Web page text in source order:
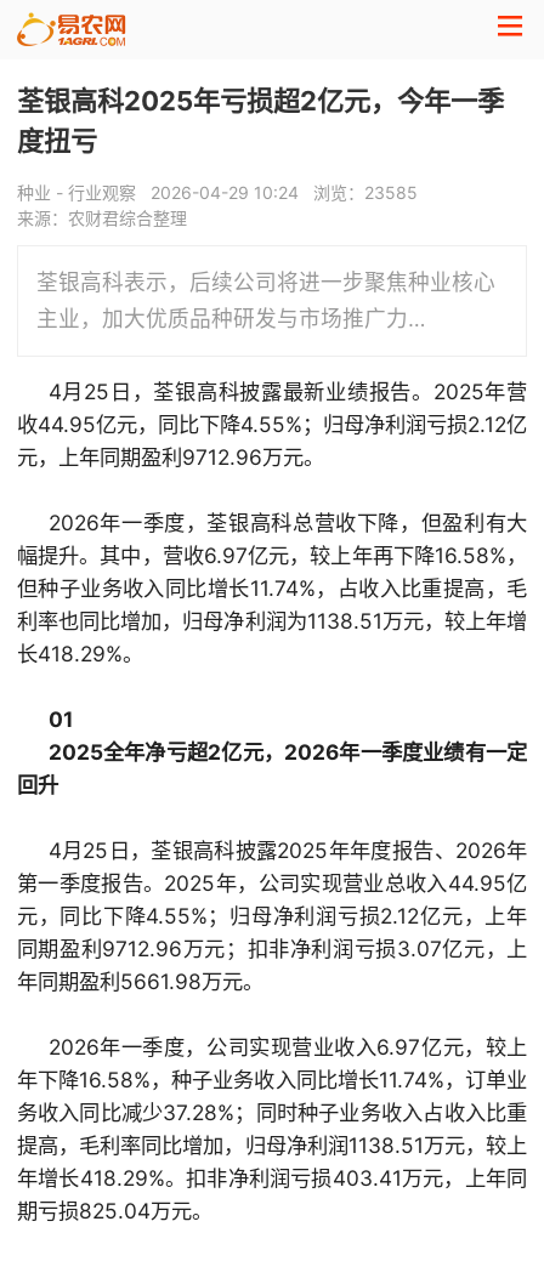
荃银高科2025年亏损超2亿元，今年一季
度扭亏
种业 - 行业观察 2026-04-29 10:24 浏览： 23585
来源：农财君综合整理
荃银高科表示，后续公司将进一步聚焦种业核心
主业，加大优质品种研发与市场推广力…
4月25日， 荃银高科披露最新业绩报告。2025年营
收44.95亿元，同比下降4.55%；归母净利润亏损2.12亿
元，上年同期盈利9712.96万元。
2026年一季度，荃银高科总营收下降，但盈利有大
幅提升。其中，营收6.97亿元，较上年再下降16.58%，
但种子业务收入同比增长11.74%，占收入比重提高，毛
利率也同比增加，归母净利润为1138.51万元，较上年增
长418.29%。
01
2025全年净亏超2亿元，2026年一季度业绩有一定
回升
4月25日，荃银高科披露2025年年度报告、2026年
第一季度报告。2025年，公司实现营业总收入44.95亿
元，同比下降4.55%；归母净利润亏损2.12亿元，上年
同期盈利9712.96万元； 扣非净利润亏损3.07亿元，上
年同期盈利5661.98万元。
2026年一季度，公司实现营业收入6.97亿元，较上
年下降16.58%，种子业务收入同比增长11.74%，订单业
务收入同比减少37.28%；同时种子业务收入占收入比重
提高，毛利率同比增加，归母净利润1138.51万元，较上
年增长418.29%。扣非净利润亏损403.41万元，上年同
期亏损825.04万元。